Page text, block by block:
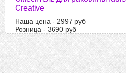
Creative
Наша цена - 2997 руб
Розница - 3690 руб